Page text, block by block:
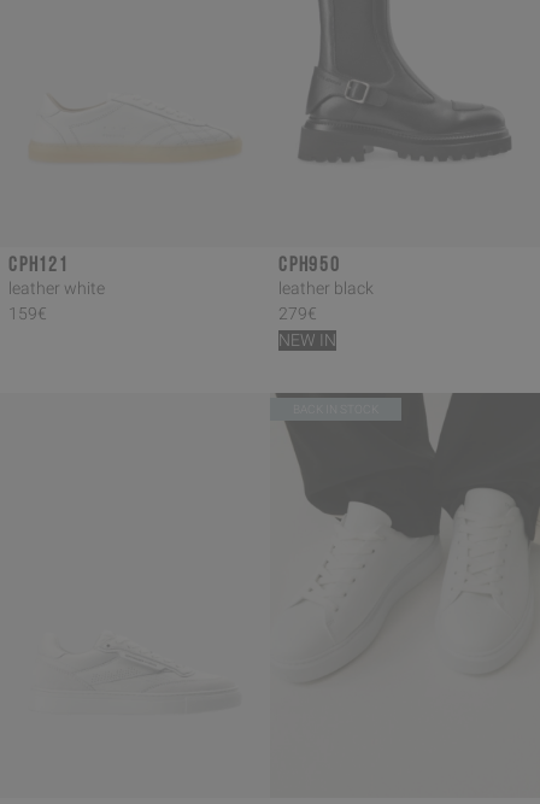
CPH121
leather white
159€
CPH950
leather black
279€
NEW IN